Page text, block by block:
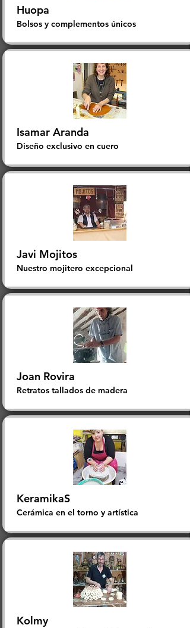
Huopa
Bolsos y complementos únicos
Isamar Aranda
Diseño exclusivo en cuero
Javi Mojitos
Nuestro mojitero excepcional
Joan Rovira
Retratos tallados de madera
KeramikaS
Cerámica en el torno y artística
Kolmy